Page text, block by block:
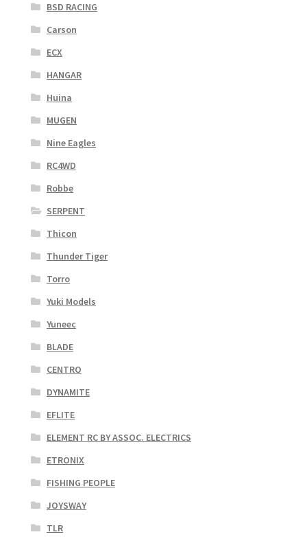
BSD RACING
Carson
ECX
HANGAR
Huina
MUGEN
Nine Eagles
RC4WD
Robbe
SERPENT
Thicon
Thunder Tiger
Torro
Yuki Models
Yuneec
BLADE
CENTRO
DYNAMITE
EFLITE
ELEMENT RC BY ASSOC. ELECTRICS
ETRONIX
FISHING PEOPLE
JOYSWAY
TLR